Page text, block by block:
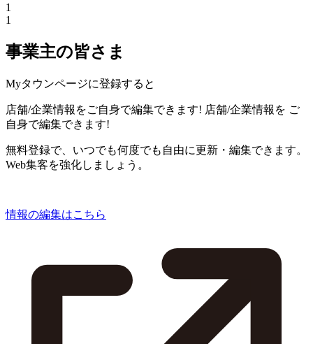
1
1
事業主の皆さま
Myタウンページに登録すると
店舗/企業情報をご自身で編集できます! 店舗/企業情報を ご
自身で編集できます!
無料登録で、いつでも何度でも自由に更新・編集できます。
Web集客を強化しましょう。
情報の編集はこちら